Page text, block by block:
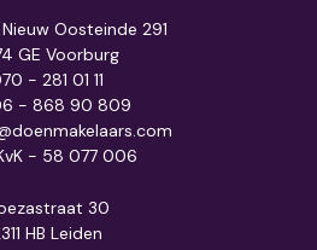
Oosteinde 291
GE Voorburg
- 281 01 11
- 868 90 809
- 58 077 006
30
HB Leiden